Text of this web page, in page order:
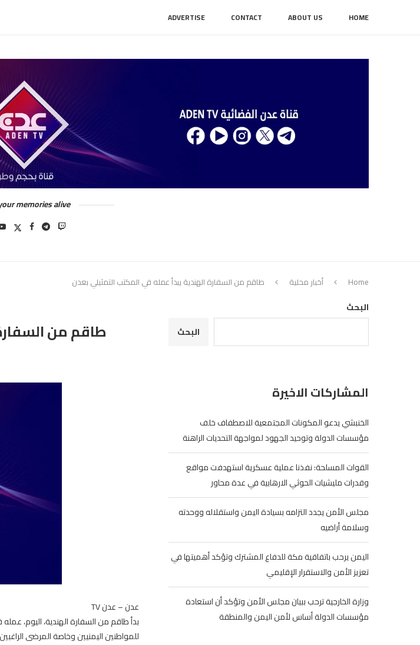
HOME
ABOUT US
CONTACT
ADVERTISE
memories alive
Home أخبار محلية
طاقم من السفارة الهندية يبدأ عمله في المكتب التمثيلي بعدن
طاقم من
عدن – عدن TV
بدأ طاقم من السفارة الهندية، اليوم،
للمواطنين اليمنيين وخاصة المرضى
البحث
البحث
المشاركات الاخيرة
الخنبشي يدعو المكونات المجتمعية للاصطفاف خلف
مؤسسات الدولة وتوحيد الجهود لمواجهة التحديات الراهنة
القوات المسلحة: نفذنا عملية عسكرية استهدفت مواقع
وقدرات مليشيات الحوثي الارهابية في عدة محاور
مجلس الأمن يجدد التزامه بسيادة اليمن واستقلاله ووحدته
وسلامة أراضيه
اليمن يرحب باتفاقية مكة للدفاع المشترك وتؤكد أهميتها في
تعزيز الأمن والاستقرار الإقليمي
وزارة الخارجية ترحب ببيان مجلس الأمن وتؤكد أن استعادة
مؤسسات الدولة أساس لأمن اليمن والمنطقة